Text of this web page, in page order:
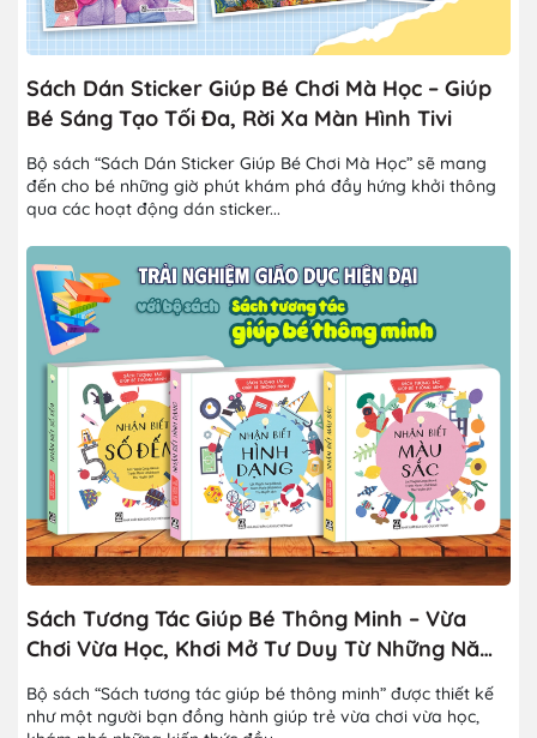
Sách Dán Sticker Giúp Bé Chơi Mà Học – Giúp
Bé Sáng Tạo Tối Đa, Rời Xa Màn Hình Tivi
Bộ sách “Sách Dán Sticker Giúp Bé Chơi Mà Học” sẽ mang
đến cho bé những giờ phút khám phá đầy hứng khởi thông
qua các hoạt động dán sticker...
Sách Tương Tác Giúp Bé Thông Minh – Vừa
Chơi Vừa Học, Khơi Mở Tư Duy Từ Những Năm
Bộ sách “Sách tương tác giúp bé thông minh” được thiết kế
như một người bạn đồng hành giúp trẻ vừa chơi vừa học,